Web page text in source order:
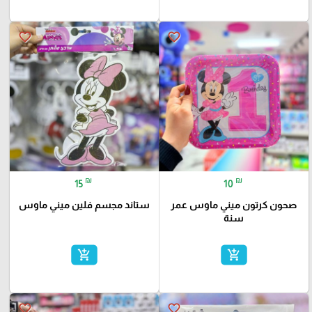
favorite_border
10 ₪
صحون كرتون ميني ماوس عمر
سنة
add_shopping_cart
favorite_border
15 ₪
ستاند مجسم فلين ميني ماوس
add_shopping_cart
favorite_border
favorite_border